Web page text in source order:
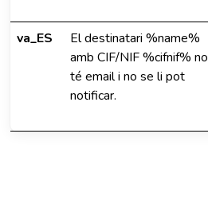
va_ES
El destinatari %name%
amb CIF/NIF %cifnif% no
té email i no se li pot
notificar.